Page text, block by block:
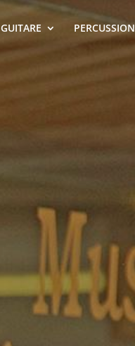
GUITARE PERCUSSION